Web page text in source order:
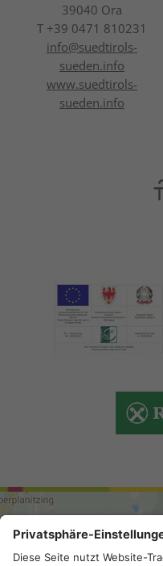
39040 Ora
T +39 0471 810231
info@suedtirols-
sueden.info
www.suedtirols-
sueden.info